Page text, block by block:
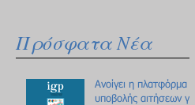
Πρόσφατα Νέα
Ανοίγει η πλατφόρμα
υποβολής αιτήσεων για